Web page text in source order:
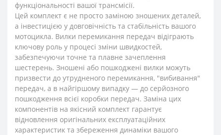
функціональності вашої трансмісії.
Цей комплект є не просто заміною зношених деталей,
а інвестицією у довговічність та стабільність вашого
мотоцикла. Вилки перемикання передач відіграють
ключову роль у процесі зміни швидкостей,
забезпечуючи точне та плавне зачеплення
шестерень. Зношені або пошкоджені вилки можуть
призвести до утрудненого перемикання, "вибивання"
передач, а в найгіршому випадку — до серйозного
пошкодження всієї коробки передач. Заміна цих
компонентів на якісний комплект гарантує
відновлення оригінальних експлуатаційних
характеристик та збереження динаміки вашого